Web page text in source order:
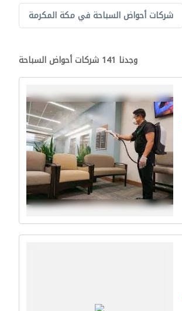
شركات أحواض السباحة في مكة المكرمة
وجدنا 141 شركات أحواض السباحة